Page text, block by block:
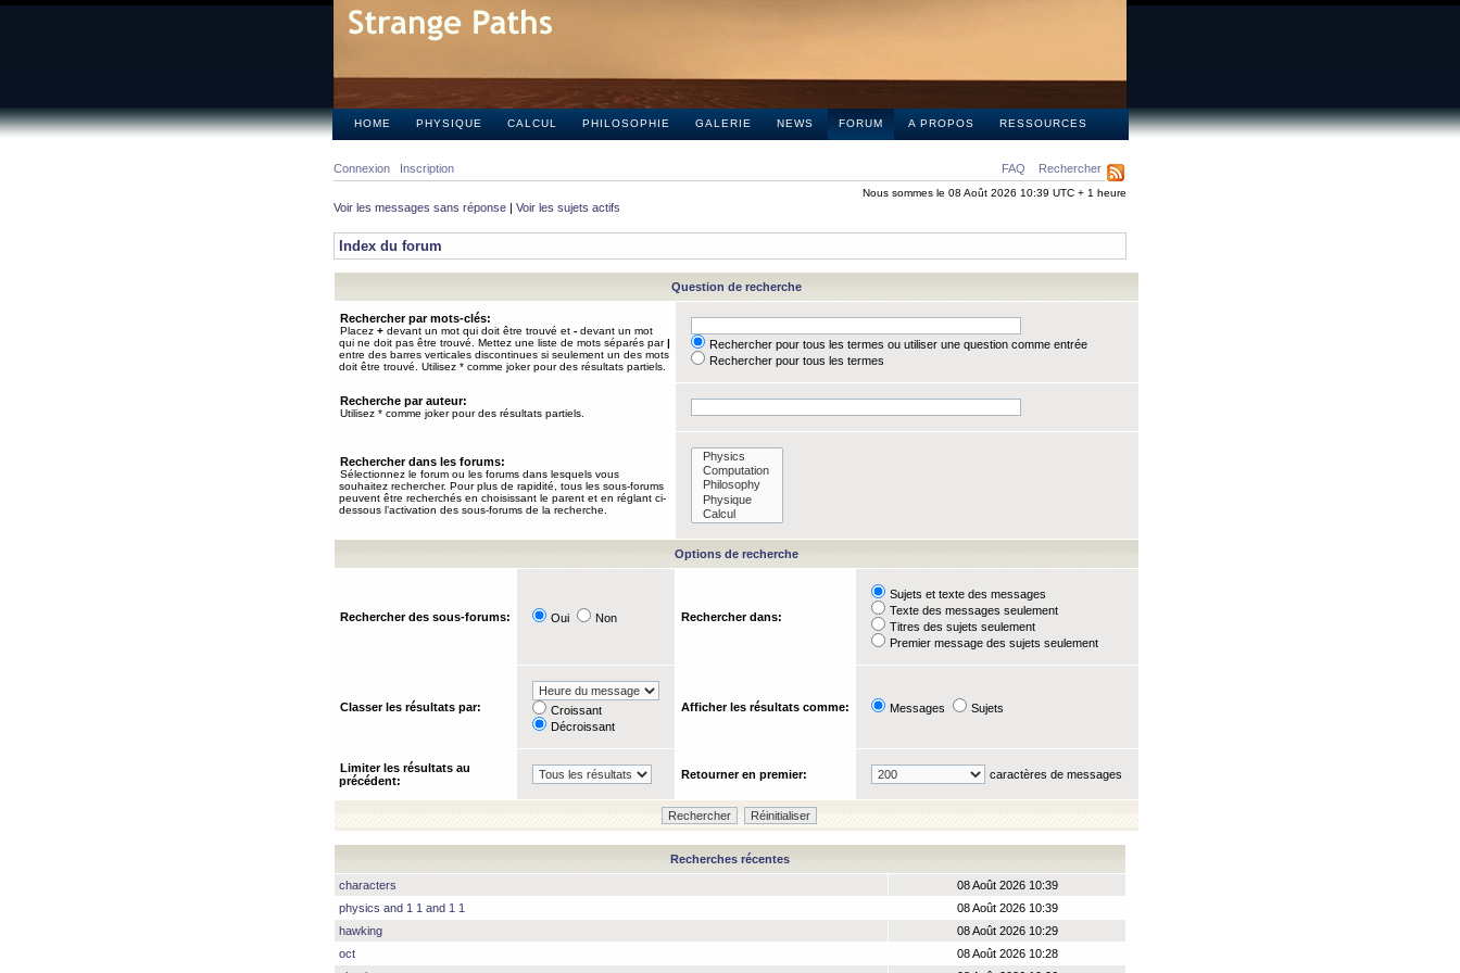
HOME PHYSIQUE CALCUL PHILOSOPHIE GALERIE NEWS FORUM A PROPOS RESSOURCES
FAQ Rechercher
Connexion Inscription
Nous sommes le 08 Août 2026 10:39 UTC + 1 heure
Voir les messages sans réponse | Voir les sujets actifs
Index du forum
Question de recherche
Rechercher par mots-clés:
Placez + devant un mot qui doit être trouvé et - devant un mot
qui ne doit pas être trouvé. Mettez une liste de mots séparés par|
entre des barres verticales discontinues si seulement un des mots
doit être trouvé. Utilisez * comme joker pour des résultats partiels.
Rechercher pour tous les termes ou utiliser une question comme entrée
Rechercher pour tous les termes
Recherche par auteur:
Utilisez * comme joker pour des résultats partiels.
Rechercher dans les forums:
Sélectionnez le forum ou les forums dans lesquels vous
souhaitez rechercher. Pour plus de rapidité, tous les sous-forums
peuvent être recherchés en choisissant le parent et en réglant ci-
dessous l’activation des sous-forums de la recherche.
Options de recherche
Rechercher des sous-forums: Oui Non Rechercher dans:
Sujets et texte des messages
Texte des messages seulement
Titres des sujets seulement
Premier message des sujets seulement
Classer les résultats par:
Croissant
Décroissant
Afficher les résultats comme: Messages Sujets
Limiter les résultats au
précédent:
Retourner en premier: caractères de messages
Recherches récentes
characters
08 Août 2026 10:39
physics and 1 1 and 1 1
08 Août 2026 10:39
hawking
08 Août 2026 10:29
oct
08 Août 2026 10:28